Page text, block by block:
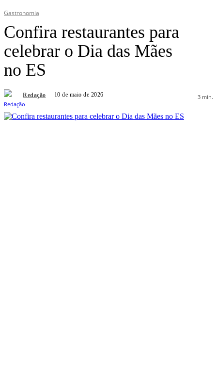
Gastronomia
Confira restaurantes para
celebrar o Dia das Mães
no ES
Redação 10 de maio de 2026 3 min.